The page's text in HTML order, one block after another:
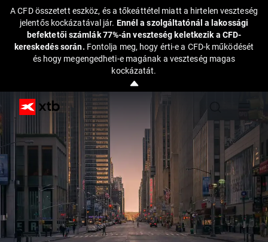
A CFD összetett eszköz, és a tőkeáttétel miatt a hirtelen veszteség
jelentős kockázatával jár. Ennél a szolgáltatónál a lakossági
befektetői számlák 77%-án veszteség keletkezik a CFD-
kereskedés során. Fontolja meg, hogy érti-e a CFD-k működését
és hogy megengedheti-e magának a veszteség magas
kockázatát.